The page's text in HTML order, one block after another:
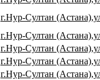
г.Нур-Султан
г.Нур-Султан
г.Нур-Султан
г.Нур-Султан
г.Нур-Султан